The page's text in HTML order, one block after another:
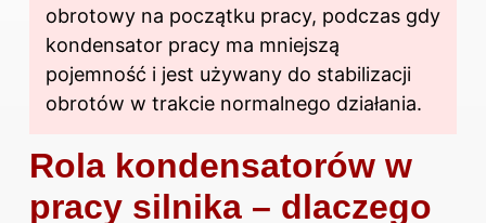
obrotowy na początku pracy, podczas gdy
kondensator pracy ma mniejszą
pojemność i jest używany do stabilizacji
obrotów w trakcie normalnego działania.
Rola kondensatorów w
pracy silnika – dlaczego